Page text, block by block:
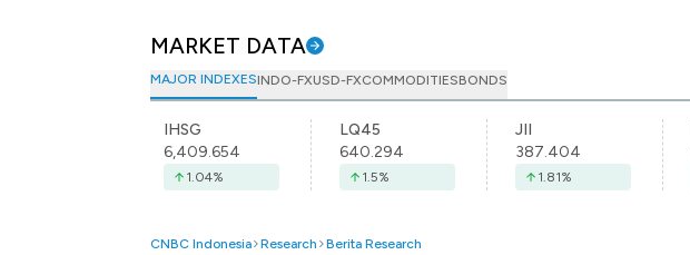
MARKET DATA
MAJOR INDEXESINDO-FXUSD-FXCOMMODITIESBONDS
IHSG
6,409.654
1.04%
LQ45
640.294
1.5%
JII
387.404
1.81%
CNBC Indonesia Research Berita Research